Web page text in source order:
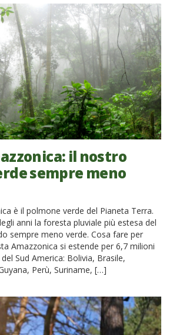
il nostro
sempre meno
è il polmone verde del Pianeta Terra.
anni la foresta pluviale più estesa del
sempre meno verde. Cosa fare per
Amazzonica si estende per 6,7 milioni
Sud America: Bolivia, Brasile,
Perù, Suriname, […]